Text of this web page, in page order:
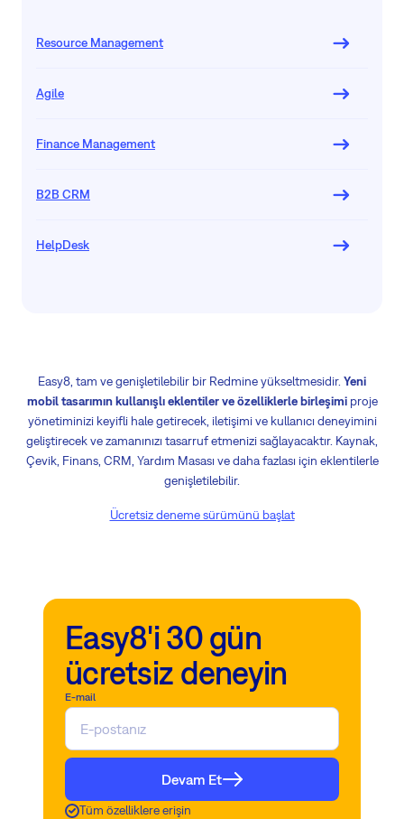
Resource Management
Agile
Finance Management
B2B CRM
HelpDesk
Easy8, tam ve genişletilebilir bir Redmine yükseltmesidir. Yeni
mobil tasarımın kullanışlı eklentiler ve özelliklerle birleşimiproje
yönetiminizi keyifli hale getirecek, iletişimi ve kullanıcı deneyimini
geliştirecek ve zamanınızı tasarruf etmenizi sağlayacaktır. Kaynak,
Çevik, Finans, CRM, Yardım Masası ve daha fazlası için eklentilerle
genişletilebilir.
Ücretsiz deneme sürümünü başlat
Easy8'i 30 gün
ücretsiz deneyin
E-mail
Devam Et
Tüm özelliklere erişin